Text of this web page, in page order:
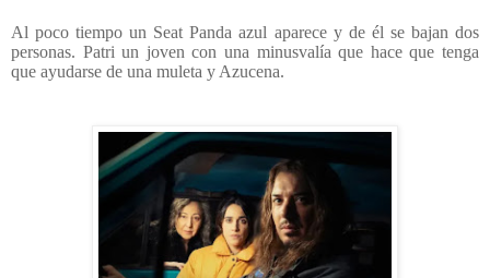
Al poco tiempo un Seat Panda azul aparece y de él se bajan dos
personas. Patri un joven con una minusvalía que hace que tenga
que ayudarse de una muleta y Azucena.